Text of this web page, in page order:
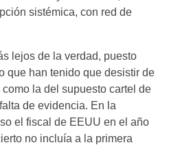
sistémica, con red de
lejos de la verdad, puesto
que han tenido que desistir de
la del supuesto cartel de
de evidencia. En la
el fiscal de EEUU en el año
no incluía a la primera